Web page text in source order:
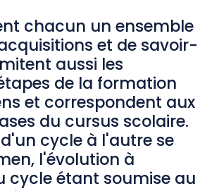
chacun un ensemble
et de savoir-
aussi les
de la formation
et correspondent aux
du cursus scolaire.
cycle à l'autre se
l'évolution à
cycle étant soumise au